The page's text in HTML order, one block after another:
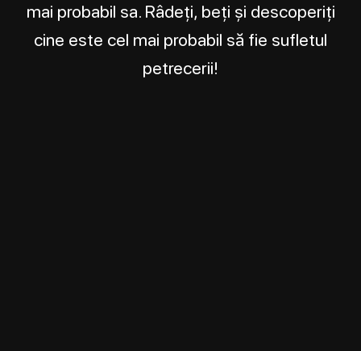
mai probabil sa. Râdeți, beți și descoperiți
cine este cel mai probabil să fie sufletul
petrecerii!